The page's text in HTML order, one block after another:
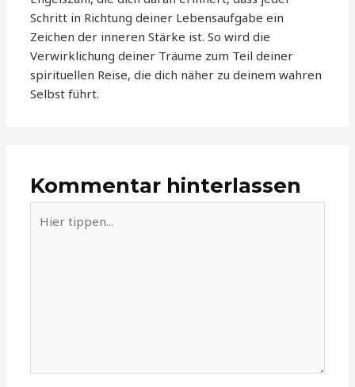
Schritt in Richtung deiner Lebensaufgabe ein
Zeichen der inneren Stärke ist. So wird die
Verwirklichung deiner Träume zum Teil deiner
spirituellen Reise, die dich näher zu deinem wahren
Selbst führt.
Kommentar hinterlassen
tippen...